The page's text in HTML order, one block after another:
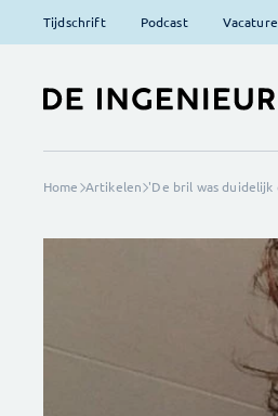
Tijdschrift Podcast
Home Artikelen 'De bril was duidelijk